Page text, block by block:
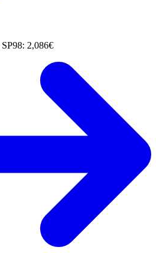
SP98: 2,086€